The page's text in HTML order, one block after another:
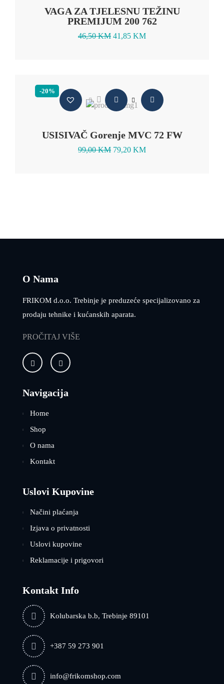
VAGA ZA TJELESNU TEŽINU
PREMIJUM 200 762
46,50KM 41,85 KM
-20%
USISIVAČ Gorenje MVC 72 FW
99,00KM 79,20 KM
O Nama
FRIKOM d.o.o. Trebinje je preduzeće specijalizovano za
prodaju tehnike i kućanskih aparata.
PROČITAJ VIŠE
Navigacija
Home
Shop
O nama
Kontakt
Uslovi Kupovine
Načini plaćanja
Izjava o privatnosti
Uslovi kupovine
Reklamacije i prigovori
Kontakt Info
Kolubarska b.b, Trebinje 89101
+387 59 273 901
info@frikomshop.com